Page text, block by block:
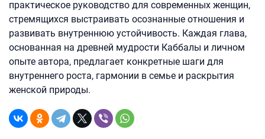
практическое руководство для современных женщин,
стремящихся выстраивать осознанные отношения и
развивать внутреннюю устойчивость. Каждая глава,
основанная на древней мудрости Каббалы и личном
опыте автора, предлагает конкретные шаги для
внутреннего роста, гармонии в семье и раскрытия
женской природы.